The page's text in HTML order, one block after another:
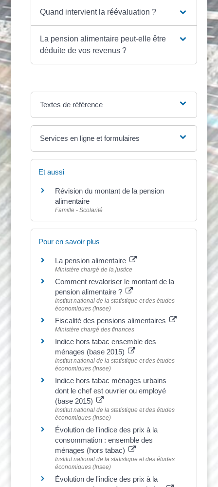
Quand intervient la réévaluation ?
La pension alimentaire peut-elle être
déduite de vos revenus ?
Textes de référence
Services en ligne et formulaires
Et aussi
Révision du montant de la pension
alimentaire
Famille - Scolarité
Pour en savoir plus
La pension alimentaire
Ministère chargé de la justice
Comment revaloriser le montant de la
pension alimentaire ?
Institut national de la statistique et des études
économiques (Insee)
Fiscalité des pensions alimentaires
Ministère chargé des finances
Indice hors tabac ensemble des
ménages (base 2015)
Institut national de la statistique et des études
économiques (Insee)
Indice hors tabac ménages urbains
dont le chef est ouvrier ou employé
(base 2015)
Institut national de la statistique et des études
économiques (Insee)
Évolution de l'indice des prix à la
consommation : ensemble des
ménages (hors tabac)
Institut national de la statistique et des études
économiques (Insee)
Évolution de l'indice des prix à la